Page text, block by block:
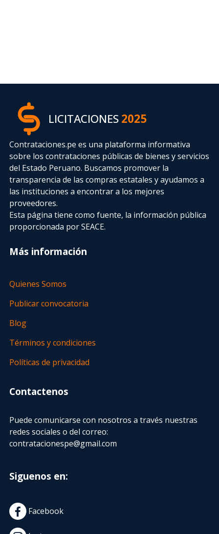
LICITACIONES2025
Contrataciones.pe es una plataforma informativa
sobre los contrataciones públicas de bienes y servicios
del Estado Peruano. Buscamos promover la
transparencia de las compras estatalesy ayudamos a
las instituciones a encontrar a los mejores
proveedores.
Esta página tiene como fuente, la información pública
proporcionada por SEACE.
Más información
Quienes Somos
Publicar convocatoria
Blog
Términos y condiciones
Políticas de privacidad
Contactenos
Puede comunicarse con nosotros a través nuestras
redes sociales o del correo:
contratacionespe@gmail.com
Siguenos en:
Facebook